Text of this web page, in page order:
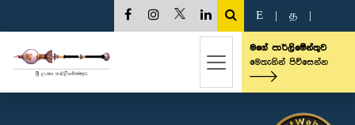
E த
මගේ පාර්ලිමේන්තුව
මෙතැනින් පිවිසෙන්න